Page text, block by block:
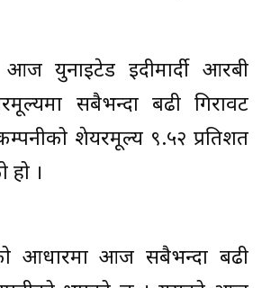
युनाइटेड इदीमार्दी आरबी
सबैभन्दा बढी गिरावट
शेयरमूल्य ९.५२ प्रतिशत
हो ।
आधारमा आज सबैभन्दा बढी